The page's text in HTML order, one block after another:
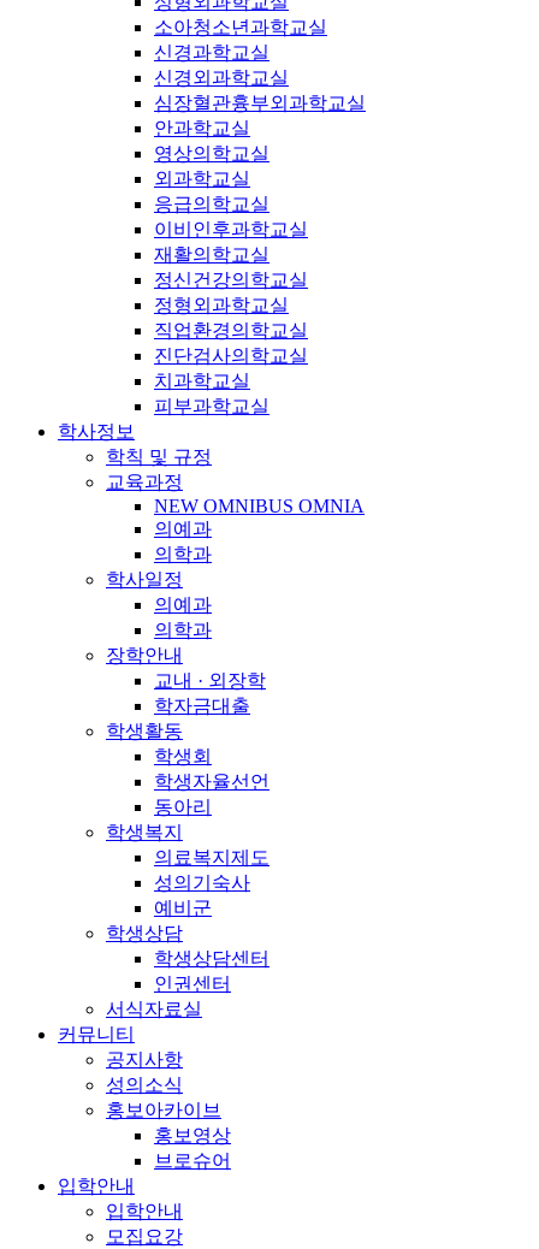
소아청소년과학교실
신경과학교실
신경외과학교실
심장혈관흉부외과학교실
안과학교실
영상의학교실
외과학교실
응급의학교실
이비인후과학교실
재활의학교실
정신건강의학교실
정형외과학교실
직업환경의학교실
진단검사의학교실
치과학교실
피부과학교실
학사정보
학칙 및 규정
교육과정
NEW OMNIBUS OMNIA
의예과
의학과
학사일정
의예과
의학과
장학안내
교내 · 외장학
학자금대출
학생활동
학생회
학생자율선언
동아리
학생복지
의료복지제도
성의기숙사
예비군
학생상담
학생상담센터
인권센터
서식자료실
커뮤니티
공지사항
성의소식
홍보아카이브
홍보영상
브로슈어
입학안내
입학안내
모집요강